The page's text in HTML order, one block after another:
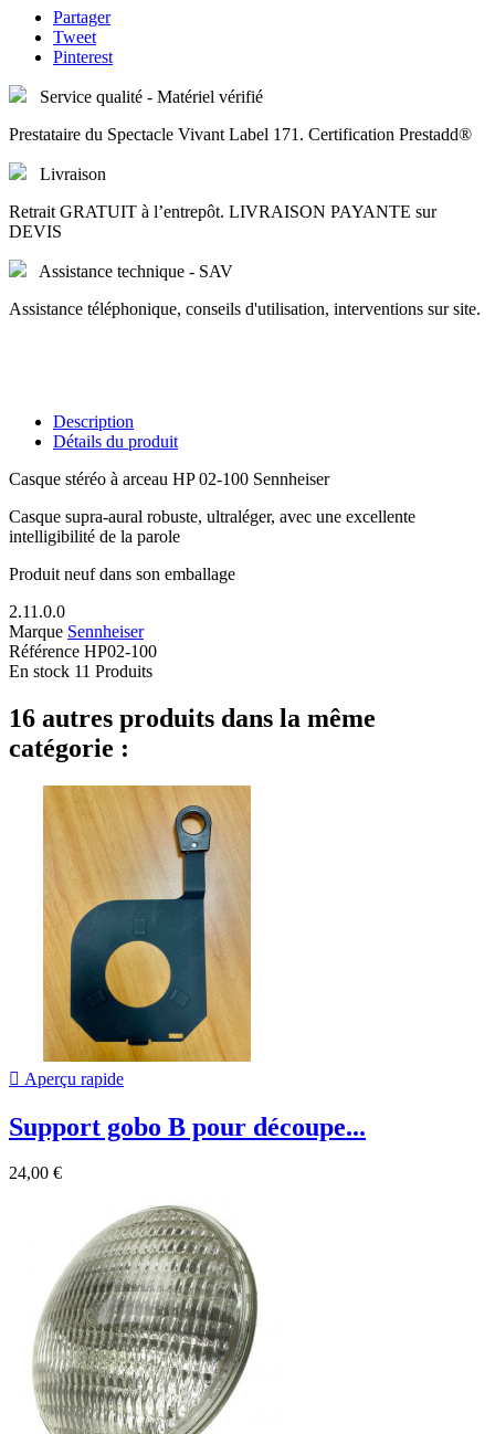
Partager
Tweet
Pinterest
Service qualité - Matériel vérifié
Prestataire du Spectacle Vivant Label 171. Certification Prestadd®
Livraison
Retrait GRATUIT à l’entrepôt. LIVRAISON PAYANTE sur
DEVIS
Assistance technique - SAV
Assistance téléphonique, conseils d'utilisation, interventions sur site.
Description
Détails du produit
Casque stéréo à arceau HP 02-100 Sennheiser
Casque supra-aural robuste, ultraléger, avec une excellente
intelligibilité de la parole
Produit neuf dans son emballage
2.11.0.0
Marque Sennheiser
Référence HP02-100
En stock 11 Produits
16 autres produits dans la même
catégorie :
 Aperçu rapide
Support gobo B pour découpe...
24,00 €